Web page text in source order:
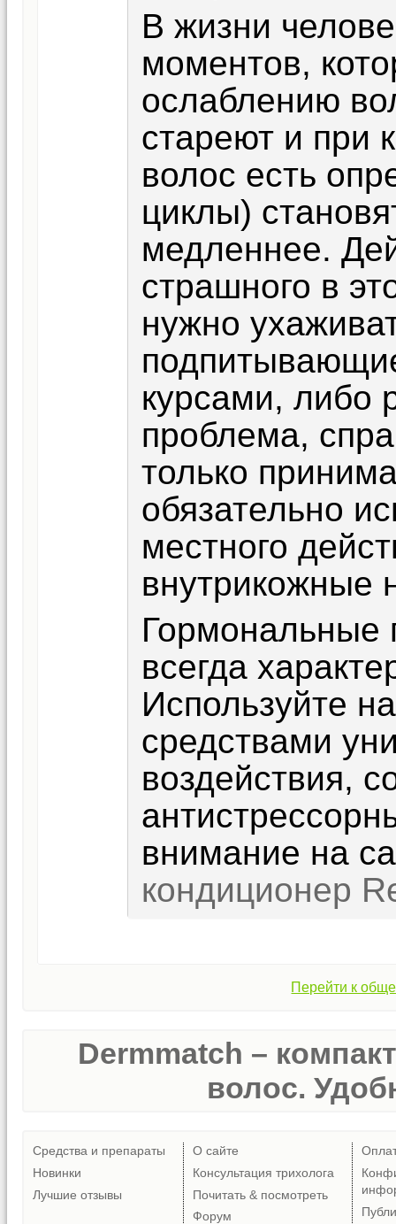
В жизни
моментов,
ослаблению
стареют и при
волос есть
циклы)
медленнее.
страшного в
нужно
курсами, либо
проблема,
только
обязательно
местного
внутрикожные
Гормональные
всегда
Используйте
средствами
воздействия,
внимание на
кондиционер
Перейти к
Dermmatch –
волос.
Средства и препараты
Новинки
Лучшие отзывы
О сайте
Консультация трихолога
Почитать & посмотреть
Форум